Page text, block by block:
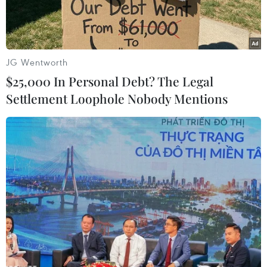
Tổng thống Mỹ Joe Biden phát biểu tại Hội nghị lần thứ 26 các
bên tham gia Công ước khung của Liên hợp quốc về biến đổi
khí hậu ở Glasgow, Scotland (Vương quốc Anh), ngày
1/11/2021. (Ảnh: AFP/TTXVN)
Chính quyền Tổng thống Mỹ Joe Biden ngày
JG Wentworth
$25,000 In Personal Debt? The Legal
Settlement Loophole Nobody Mentions